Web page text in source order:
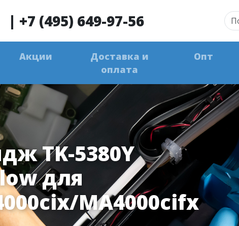
| +7 (495) 649-97-56
Акции
Доставка и
оплата
Опт
TK-5380Y
для
MA4000cifx